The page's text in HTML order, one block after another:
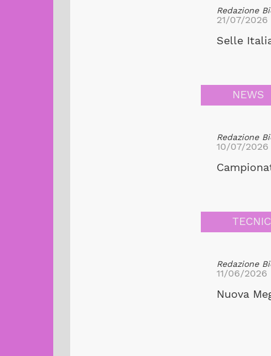
Redazione
21/07/2026
Selle
NEWS
Redazione
10/07/2026
Redazione
11/06/2026
Nuova